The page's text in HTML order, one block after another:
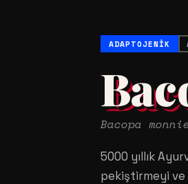
ADAPTOJENIK
Bacopa
5000 yıllık
pekiştirmeyi ve